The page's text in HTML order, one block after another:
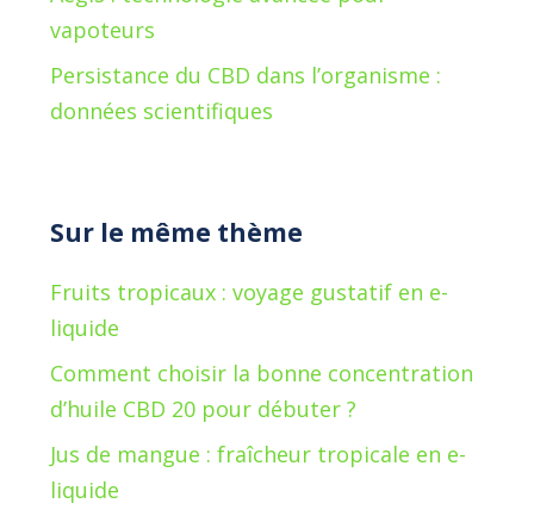
vapoteurs
Persistance du CBD dans l’organisme :
données scientifiques
Sur le même thème
Fruits tropicaux : voyage gustatif en e-
liquide
Comment choisir la bonne concentration
d’huile CBD 20 pour débuter ?
Jus de mangue : fraîcheur tropicale en e-
liquide